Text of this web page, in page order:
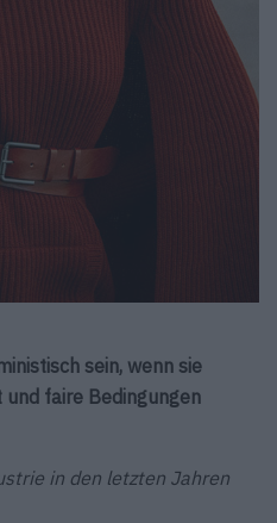
sein, wenn sie
faire Bedingungen
in den letzten Jahren